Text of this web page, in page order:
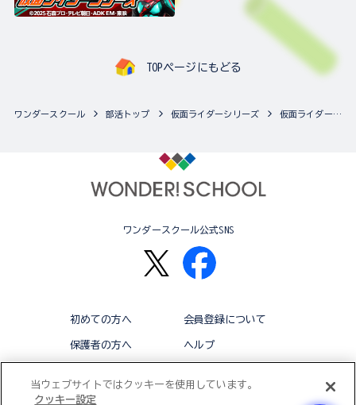
TOPページにもどる
ワンダースクール 部活トップ 仮面ライダーシリーズ 仮面ライダーシリーズの最新商品一覧
ワンダースクール公式SNS
初めての方へ 会員登録について
保護者の方へ ヘルプ
当ウェブサイトではクッキーを使用しています。
クッキー設定